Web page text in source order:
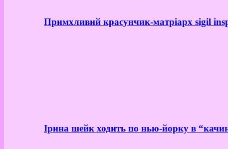
Примхливий красунчик-матріарх sigil
Ірина шейк ходить по нью-йорку в